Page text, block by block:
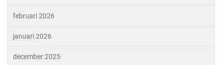
februari 2026
januari 2026
december 2025